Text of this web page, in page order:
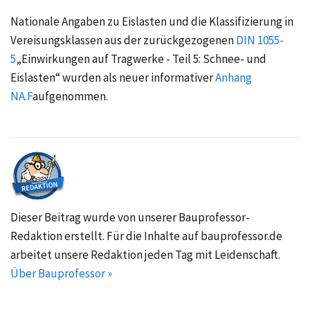
Nationale Angaben zu Eislasten und die Klassifizierung in
Vereisungsklassen aus der zurückgezogenenDIN 1055-
5„Einwirkungen auf Tragwerke - Teil 5: Schnee- und
Eislasten“ wurden als neuer informativerAnhang
NA.Faufgenommen.
Dieser Beitrag wurde von unserer Bauprofessor-
Redaktion erstellt. Für die Inhalte auf bauprofessor.de
arbeitet unsere Redaktion jeden Tag mit Leidenschaft.
Über Bauprofessor »